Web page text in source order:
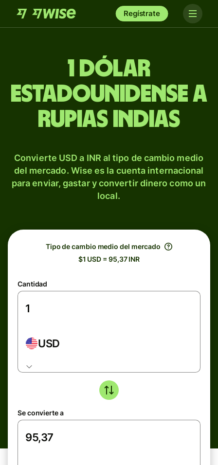
Regístrate
1 dólar
estadounidense a
rupias indias
Convierte USD a INR al tipo de cambio medio
del mercado. Wise es la cuenta internacional
para enviar, gastar y convertir dinero como un
local.
Tipo de cambio medio del mercado
$1 USD = 95,37 INR
Cantidad
USD
Se convierte a